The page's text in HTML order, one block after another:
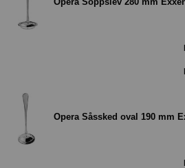
Opera Såssked oval 190 mm